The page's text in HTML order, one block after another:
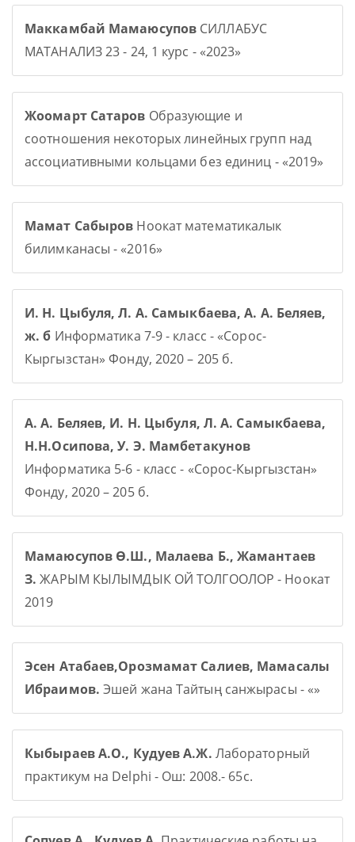
Маккамбай Мамаюсупов СИЛЛАБУС
МАТАНАЛИЗ 23 - 24, 1 курс - «2023»
Жоомарт Сатаров Образующие и
соотношения некоторых линейных групп над
ассоциативными кольцами без единиц - «2019»
Мамат Сабыров Ноокат математикалык
билимканасы - «2016»
И. Н. Цыбуля, Л. А. Самыкбаева, А. А. Беляев,
ж. б Информатика 7-9 - класс - «Сорос-
Кыргызстан» Фонду, 2020 – 205 б.
А. А. Беляев, И. Н. Цыбуля, Л. А. Самыкбаева,
Н.Н.Осипова, У. Э. Мамбетакунов
Информатика 5-6 - класс - «Сорос-Кыргызстан»
Фонду, 2020 – 205 б.
Мамаюсупов Ө.Ш., Малаева Б., Жамантаев
З. ЖАРЫМ КЫЛЫМДЫК ОЙ ТОЛГООЛОР - Ноокат
2019
Эсен Атабаев,Орозмамат Салиев, Мамасалы
Ибраимов. Эшей жана Тайтың санжырасы - «»
Кыбыраев А.О., Кудуев А.Ж. Лабораторный
практикум на Delphi - Ош: 2008.- 65с.